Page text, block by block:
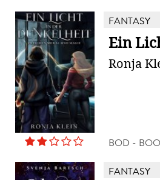
FANTASY
Ein
Ronja
BOD -
FANTASY